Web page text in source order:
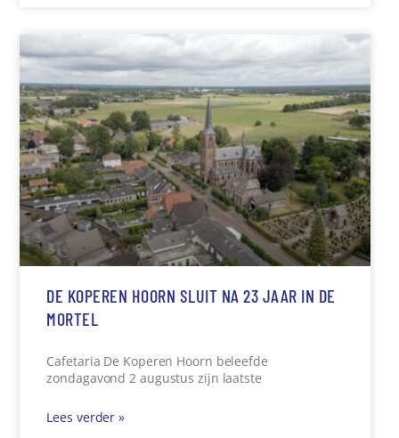
DE KOPEREN HOORN SLUIT NA 23 JAAR IN DE
MORTEL
Cafetaria De Koperen Hoorn beleefde
zondagavond 2 augustus zijn laatste
Lees verder »